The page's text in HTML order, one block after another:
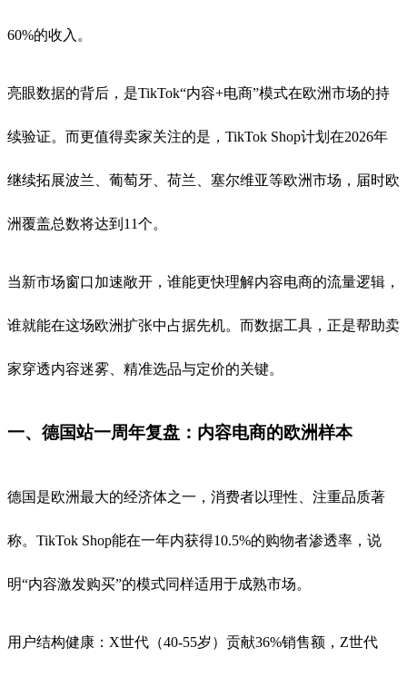
60%的收入。
亮眼数据的背后，是TikTok“内容+电商”模式在欧洲市场的持
续验证。而更值得卖家关注的是，TikTok Shop计划在2026年
继续拓展波兰、葡萄牙、荷兰、塞尔维亚等欧洲市场，届时欧
洲覆盖总数将达到11个。
当新市场窗口加速敞开，谁能更快理解内容电商的流量逻辑，
谁就能在这场欧洲扩张中占据先机。而数据工具，正是帮助卖
家穿透内容迷雾、精准选品与定价的关键。
一、德国站一周年复盘：内容电商的欧洲样本
德国是欧洲最大的经济体之一，消费者以理性、注重品质著
称。TikTok Shop能在一年内获得10.5%的购物者渗透率，说
明“内容激发购买”的模式同样适用于成熟市场。
用户结构健康：X世代（40-55岁）贡献36%销售额，Z世代